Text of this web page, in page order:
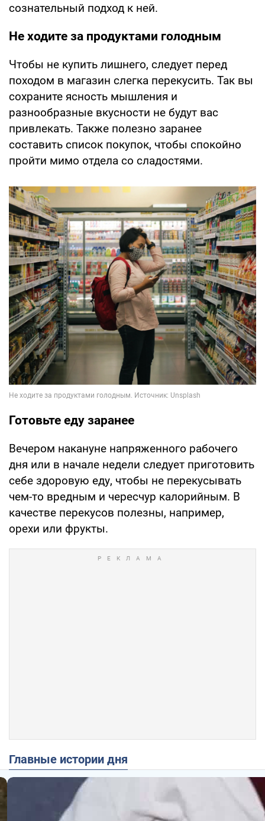
сознательный подход к ней.
Не ходите за продуктами голодным
Чтобы не купить лишнего, следует перед
походом в магазин слегка перекусить. Так вы
сохраните ясность мышления и
разнообразные вкусности не будут вас
привлекать. Также полезно заранее
составить список покупок, чтобы спокойно
пройти мимо отдела со сладостями.
Готовьте еду заранее
Вечером накануне напряженного рабочего
дня или в начале недели следует приготовить
себе здоровую еду, чтобы не перекусывать
чем-то вредным и чересчур калорийным. В
качестве перекусов полезны, например,
орехи или фрукты.
Главные истории дня